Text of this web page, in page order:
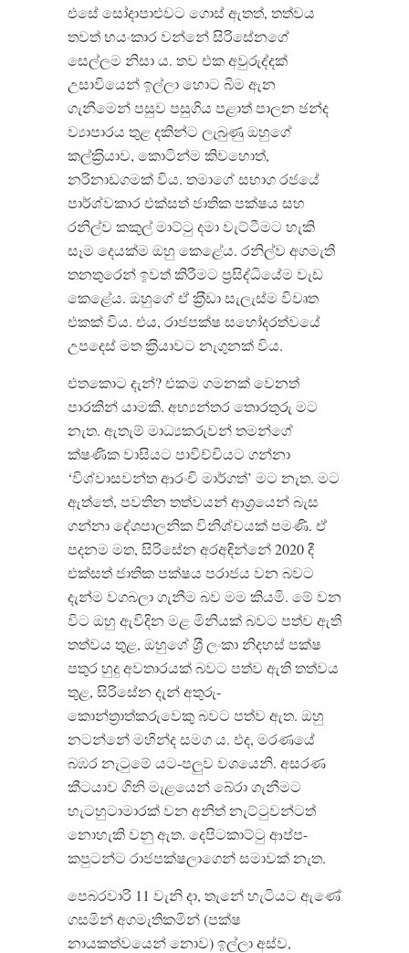
එසේ සෝදාපාළුවට ගොස් ඇතත්, තත්වය
තවත් භයංකාර වන්නේ සිරිසේනගේ
සෙල්ලම නිසා ය. තව එක අවුරුද්දක්
උසාවියෙන් ඉල්ලා හොට බිම ඇන
ගැනීමෙන් පසුව පසුගිය පළාත් පාලන ඡන්ද
ව්‍යාපාරය තුළ දකින්ට ලැබුණු ඔහුගේ
කල්ක‍්‍රියාව, කොටින්ම කිවහොත්,
නරිනාඩගමක් විය. තමාගේ සභාග රජයේ
පාර්ශ්වකාර එක්සත් ජාතික පක්ෂය සහ
රනිල්ව කකුල් මාට්ටු දමා වැට්ටීමට හැකි
සෑම දෙයක්ම ඔහු කෙළේය. රනිල්ව අගමැති
තනතුරෙන් ඉවත් කිරීමට ප‍්‍රසිද්ධියේම වැඩ
කෙළේය. ඔහුගේ ඒ ක‍්‍රීඩා සැලැස්ම විවෘත
එකක් විය. එය, රාජපක්ෂ සහෝදරත්වයේ
උපදෙස් මත ක‍්‍රියාවට නැගුනක් විය.
එතකොට දැන්? එකම ගමනක් වෙනත්
පාරකින් යාමකි. අභ්‍යන්තර තොරතුරු මට
නැත. ඇතැම් මාධ්‍යකරුවන් තමන්ගේ
ක්ෂණික වාසියට පාවිච්චියට ගන්නා
‘විශ්වාසවන්ත ආරංචි මාර්ගත්’ මට නැත. මට
ඇත්තේ, පවතින තත්වයන් ආශ‍්‍රයෙන් බැස
ගන්නා දේශපාලනික විනිශ්චයක් පමණි. ඒ
පදනම මත, සිරිසේන අරඅඳින්නේ 2020 දී
එක්සත් ජාතික පක්ෂය පරාජය වන බවට
දැන්ම වගබලා ගැනීම බව මම කියමි. මේ වන
විට ඔහු ඇවිදින මළ මිනියක් බවට පත්ව ඇති
තත්වය තුළ, ඔහුගේ ශ‍්‍රී ලංකා නිදහස් පක්ෂ
පතුර හුදු අවතාරයක් බවට පත්ව ඇති තත්වය
තුළ, සිරිසේන දැන් අතුරු-
කොන්ත‍්‍රාත්කරුවෙකු බවට පත්ව ඇත. ඔහු
නටන්නේ මහින්ද සමග ය. එද, මරණයේ
බඹර​ නැටුමේ යට-පලුව වශයෙනි. අසරණ
කීටයාව ගිනි මැළයෙන් බේරා ගැනීමට
හැටහුටාමාරක් වන අනිත් නැට්ටුවන්ටත්
නොහැකි වනු ඇත. දෙපිටකාට්ටු ආප්ප-
කපුටන්ට රාජපක්ෂලාගෙන් සමාවක් නැත.
පෙබරවාරි 11 වැනි දා, තැනේ හැටියට ඇණේ
ගසමින් අගමැතිකමින් (පක්ෂ
නායකත්වයෙන් නොව) ඉල්ලා අස්ව,